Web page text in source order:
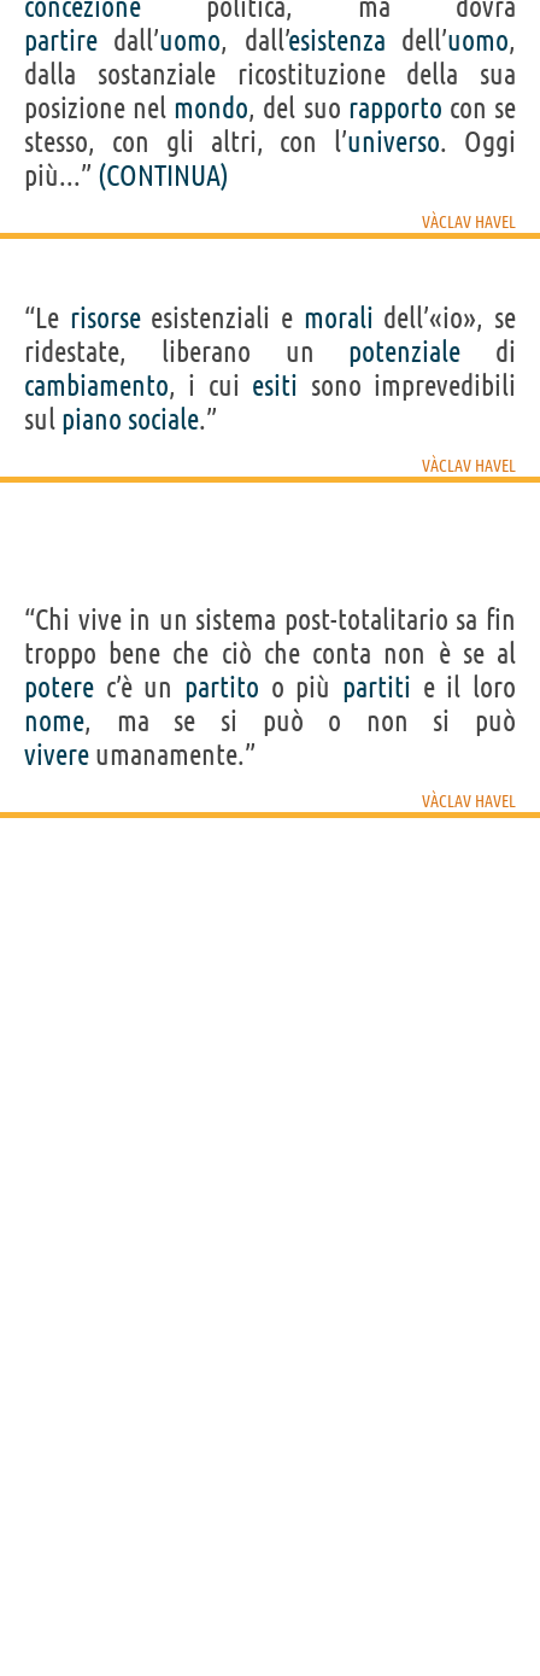
partire dall’uomo, dall’esistenza dell’uomo,
dalla sostanziale ricostituzione della sua
posizione nel mondo, del suo rapporto con se
stesso, con gli altri, con l’universo. Oggi
più...” (CONTINUA)
VÀCLAV HAVEL
“Le risorseesistenziali e morali dell’«io», se
ridestate, liberano un potenziale di
cambiamento, i cui esiti sono imprevedibili
sul piano sociale.”
VÀCLAV HAVEL
“Chi vive in un sistema post-totalitario sa fin
troppo bene che ciò che conta non è se al
potere c’è un partito o più partiti e il loro
nome, ma se si può o non si può
vivere umanamente.”
VÀCLAV HAVEL